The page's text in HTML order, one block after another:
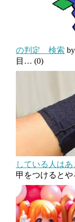
の判定 検索 by
目… (0)
している人は
甲をつけると